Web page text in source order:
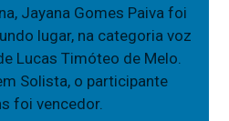
Jayana Gomes Paiva foi
lugar, na categoria voz
Lucas Timóteo de Melo.
Solista, o participante
foi vencedor.